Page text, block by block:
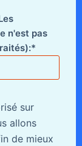
n'est pas
sur
allons
de mieux